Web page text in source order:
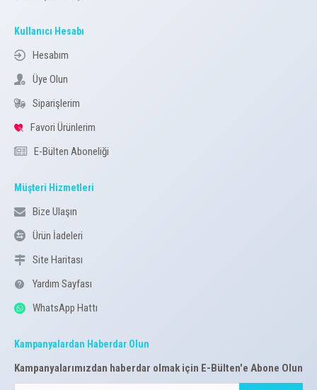
Kullanıcı Hesabı
Hesabım
Üye Olun
Siparişlerim
Favori Ürünlerim
E-Bülten Aboneliği
Müşteri Hizmetleri
Bize Ulaşın
Ürün İadeleri
Site Haritası
Yardım Sayfası
WhatsApp Hattı
Kampanyalardan Haberdar Olun
Kampanyalarımızdan haberdar olmak için E-Bülten'e Abone Olun